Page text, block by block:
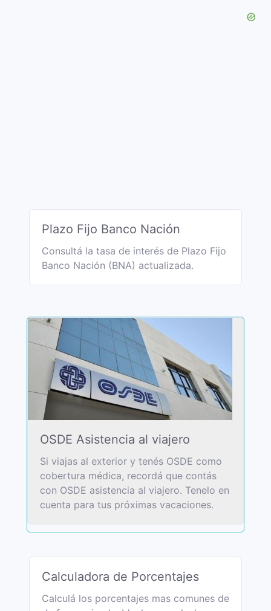
Plazo Fijo Banco Nación
Consultá la tasa de interés de Plazo Fijo
Banco Nación (BNA) actualizada.
OSDE Asistencia al viajero
Si viajas al exterior y tenés OSDE como
cobertura médica, recordá que contás
con OSDE asistencia al viajero. Tenelo en
cuenta para tus próximas vacaciones.
Calculadora de Porcentajes
Calculá los porcentajes mas comunes de